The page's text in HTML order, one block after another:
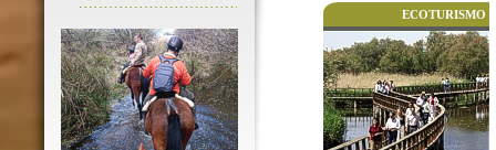
ECOTURISMO